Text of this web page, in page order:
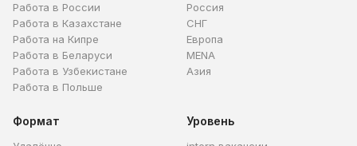
Работа в России
Работа в Казахстане
Работа на Кипре
Работа в Беларуси
Работа в Узбекистане
Работа в Польше
Россия
СНГ
Европа
MENA
Азия
Формат Уровень